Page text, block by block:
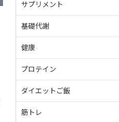
サプリメント
基礎代謝
健康
プロテイン
ダイエットご飯
筋トレ